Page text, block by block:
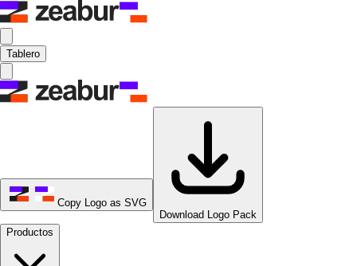
Tablero
Copy Logo as SVG
Download Logo Pack
Productos